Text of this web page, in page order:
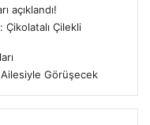
açıklandı!
Çikolatalı Çilekli
Görüşecek